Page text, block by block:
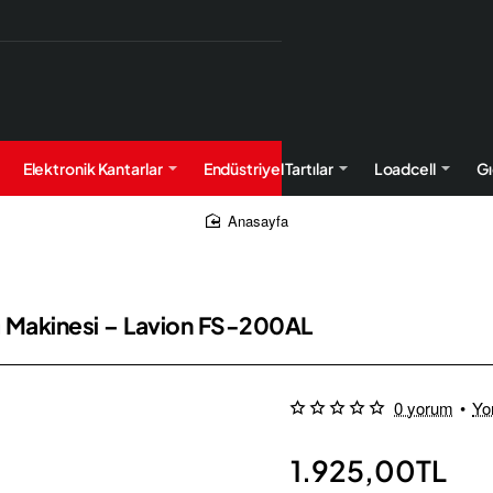
Elektronik Kantarlar Endüstriyel Tartılar Loadcell
home
– Lavion FS-200AL
0 yorum •
1.925,00TL